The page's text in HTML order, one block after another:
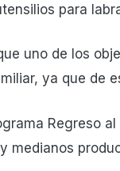
para
uno de los
ya que de
Regreso
medianos